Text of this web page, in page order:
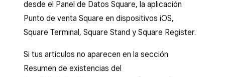
desde el Panel de Datos Square, la aplicación
Punto de venta Square en dispositivos iOS,
Square Terminal, Square Stand y Square Register.
Si tus artículos no aparecen en la sección
Resumen de existencias del